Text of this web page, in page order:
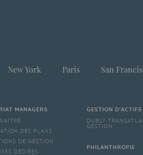
New York Paris San
MANAGERS
DES PLANS
DE GESTION
DÉDIÉES
GESTION D'ACTIFS
DUBLY
GESTION
PHILANTHROPIE